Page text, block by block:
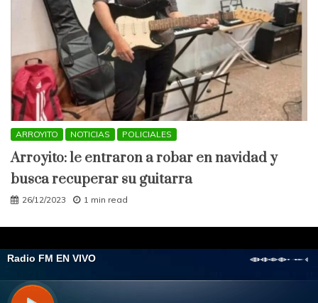
ARROYITO NOTICIAS POLICIALES
Arroyito: le entraron a robar en navidad y
busca recuperar su guitarra
26/12/2023 1 min read
All Rights Reserved 2021.